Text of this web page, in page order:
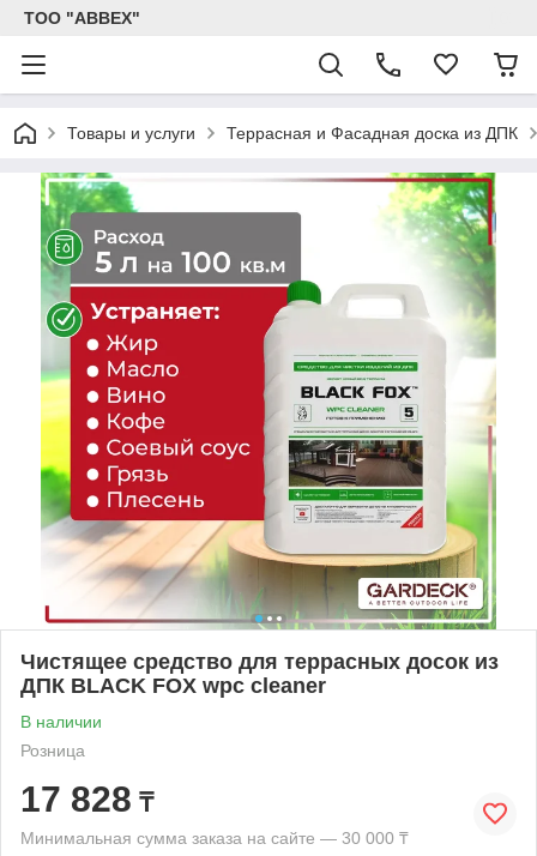
ТОО "ABBEX"
Товары и услуги Террасная и Фасадная доска из ДПК
Чистящее средство для террасных досок из
ДПК BLACK FOX wpc cleaner
В наличии
Розница
17 828 ₸
Минимальная сумма заказа на сайте — 30 000 ₸